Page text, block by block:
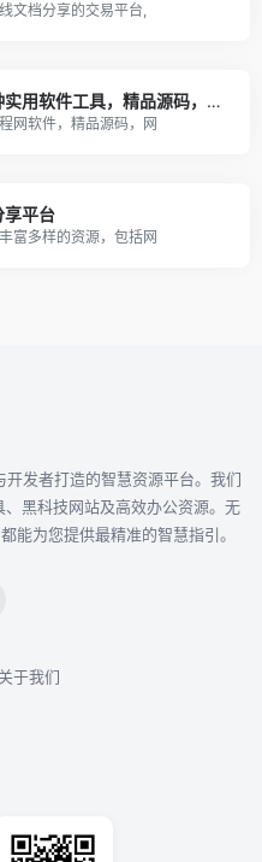
文档分享的交易平台,
颜夕资源网-免费分享各种实用软件工具，精品源码，网上赚钱技巧，热门项目，COSER网红图片视频等等
网软件，精品源码，网
享平台
富多样的资源，包括网
发者打造的智慧资源平台。我们
黑科技网站及高效办公资源。无
能为您提供最精准的智慧指引。
关于我们